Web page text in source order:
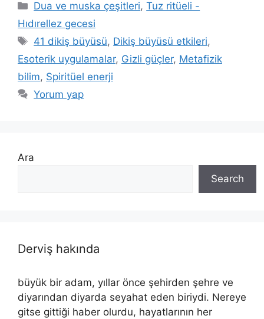
Dua ve muska çeşitleri,Tuz ritüeli -
Hıdırellez gecesi
41 dikiş büyüsü, Dikiş büyüsü etkileri,
Esoterik uygulamalar, Gizli güçler, Metafizik
bilim, Spiritüel enerji
Yorum yap
Ara
Search
Derviş hakında
büyük bir adam, yıllar önce şehirden şehre ve
diyarından diyarda seyahat eden biriydi. Nereye
gitse gittiği haber olurdu, hayatlarının her